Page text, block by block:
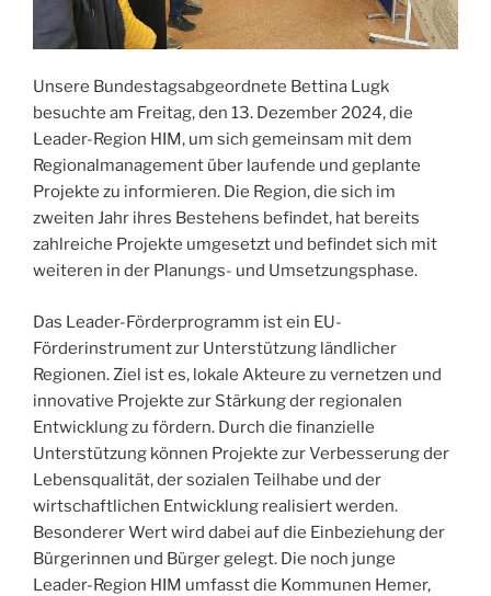
Unsere Bundestagsabgeordnete Bettina Lugk
besuchte am Freitag, den 13. Dezember 2024, die
Leader-Region HIM, um sich gemeinsam mit dem
Regionalmanagement über laufende und geplante
Projekte zu informieren. Die Region, die sich im
zweiten Jahr ihres Bestehens befindet, hat bereits
zahlreiche Projekte umgesetzt und befindet sich mit
weiteren in der Planungs- und Umsetzungsphase.
Das Leader-Förderprogramm ist ein EU-
Förderinstrument zur Unterstützung ländlicher
Regionen. Ziel ist es, lokale Akteure zu vernetzen und
innovative Projekte zur Stärkung der regionalen
Entwicklung zu fördern. Durch die finanzielle
Unterstützung können Projekte zur Verbesserung der
Lebensqualität, der sozialen Teilhabe und der
wirtschaftlichen Entwicklung realisiert werden.
Besonderer Wert wird dabei auf die Einbeziehung der
Bürgerinnen und Bürger gelegt. Die noch junge
Leader-Region HIM umfasst die Kommunen Hemer,